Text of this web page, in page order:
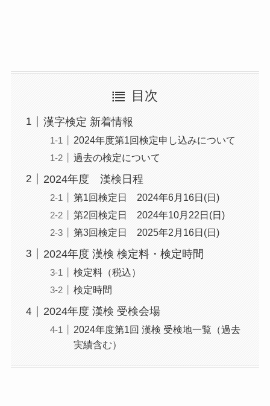
目次
漢字検定 新着情報
2024年度第1回検定申し込みについて
過去の検定について
2024年度 漢検日程
第1回検定日 2024年6月16日(日)
第2回検定日 2024年10月22日(日)
第3回検定日 2025年2月16日(日)
2024年度 漢検 検定料・検定時間
検定料（税込）
検定時間
2024年度 漢検 受検会場
2024年度第1回 漢検 受検地一覧（過去
実績含む）